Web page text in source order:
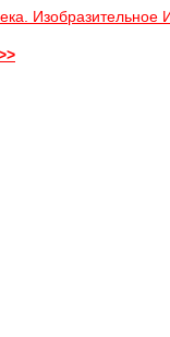
Изобразительное